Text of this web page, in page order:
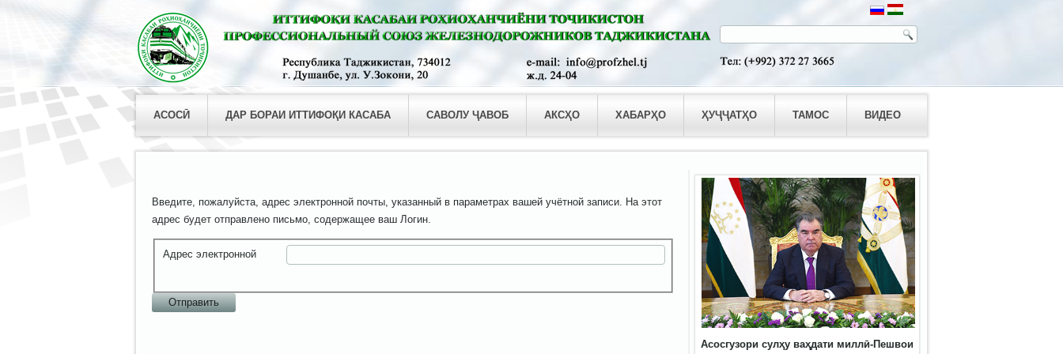
АСОСӢ ДАР БОРАИ ИТТИФОҚИ КАСАБА САВОЛУ ҶАВОБ АКСҲО ХАБАРҲО ҲУҶҶАТҲО ТАМОС ВИДЕО
Введите, пожалуйста, адрес электронной почты, указанный в параметрах вашей учётной записи. На этот
адрес будет отправлено письмо, содержащее ваш Логин.
Адрес электронной
Отправить
Асосгузори сулҳу ваҳдати миллӣ-Пешвои